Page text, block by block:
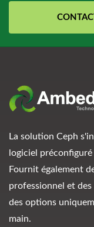
La solution Ceph
logiciel
Fournit également
professionnel et
des options
main.